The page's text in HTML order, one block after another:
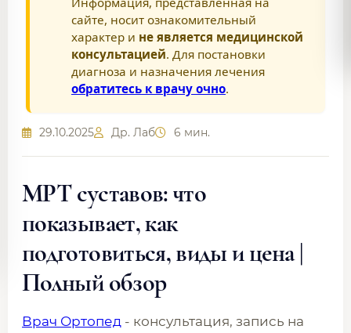
сайте, носит ознакомительный
характер и не является медицинской
консультацией. Для постановки
диагноза и назначения лечения
обратитесь к врачу очно.
29.10.2025 Др. Лаб 6 мин.
МРТ суставов: что
показывает, как
подготовиться, виды и цена |
Полный обзор
Врач Ортопед - консультация, запись на